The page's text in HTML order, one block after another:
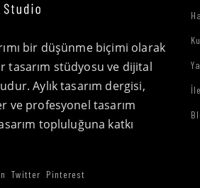
bir düşünme biçimi olarak
tasarım stüdyosu ve dijital
Aylık tasarım dergisi,
ve profesyonel tasarım
topluluğuna katkı
Twitter Pinterest